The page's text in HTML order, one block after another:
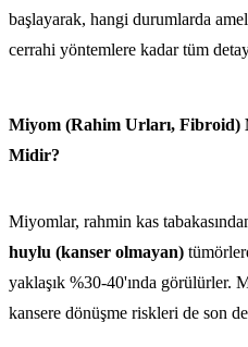
başlayarak, hangi durumlarda
cerrahi yöntemlere kadar tüm
Miyom (Rahim Urları,
Midir?
Miyomlar, rahmin kas
huylu (kanser olmayan)
yaklaşık %30-40'ında görülürler.
kansere dönüşme riskleri de son